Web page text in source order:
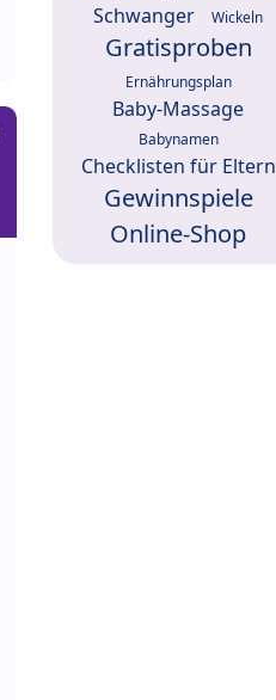
Schwanger Wickeln
Gratisproben
Ernährungsplan
Baby-Massage
Babynamen
Checklisten für Eltern
Gewinnspiele
Online-Shop